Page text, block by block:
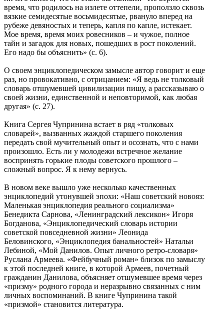
время, что родилось на излете оттепели, проползло сквозь
вязкие семидесятые восьмидесятые, рвануло вперед на
рубеже девяностых и теперь, капля по капле, истекает.
Мое время, время моих ровесников – и чужое, полное
тайн и загадок для новых, пошедших в рост поколений.
Его надо бы объяснить» (с. 6).
О своем энциклопедическом замысле автор говорит и еще
раз, но провокативно, с отрицанием: «Я ведь не толковый
словарь отшумевшей цивилизации пишу, а рассказываю о
своей жизни, единственной и неповторимой, как любая
другая» (с. 27).
Книга Сергея Чупринина встает в ряд «толковых
словарей», вызванных жаждой старшего поколения
передать свой мучительный опыт и осознать, что с нами
произошло. Есть ли у молодежи встречное желание
воспринять горькие плоды советского прошлого –
сложный вопрос. Я к нему вернусь.
В новом веке вышло уже несколько качественных
энциклопедий утонувшей эпохи: «Наш советский новояз:
Маленькая энциклопедия реального социализма»
Бенедикта Сарнова, «Ленинградский лексикон» Игоря
Богданова, «Энциклопедический словарь истории
советской повседневной жизни» Леонида
Беловинского, «Энциклопедия банальностей» Натальи
Лебиной, «Мой Данилов. Опыт личного ретро-словаря»
Руслана Армеева. «Фейбучный роман» близок по замыслу
к этой последней книге, в которой Армеев, почетный
гражданин Данилова, объясняет отшумевшее время через
«призму» родного города и неразрывно связанных с ним
личных воспоминаний. В книге Чупринина такой
«призмой» становится литература.